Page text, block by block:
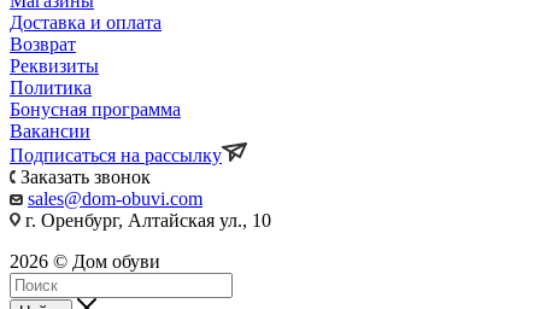
Политика
Бонусная программа
Вакансии
Подписаться на рассылку
Заказать звонок
sales@dom-obuvi.com
г. Оренбург, Алтайская ул., 10
2026 © Дом обуви